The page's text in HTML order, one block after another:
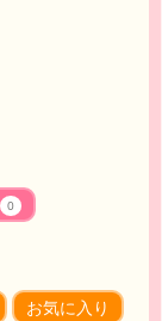
0
お気に入り